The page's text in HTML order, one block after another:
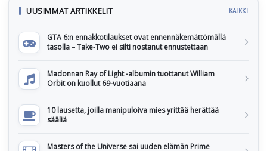
UUSIMMAT ARTIKKELIT KAIKKI
GTA 6:n ennakkotilaukset ovat ennennäkemättömällä
tasolla – Take-Two ei silti nostanut ennustettaan
Madonnan Ray of Light -albumin tuottanut William
Orbit on kuollut 69-vuotiaana
10 lausetta, joilla manipuloiva mies yrittää herättää
sääliä
Masters of the Universe sai uuden elämän Prime